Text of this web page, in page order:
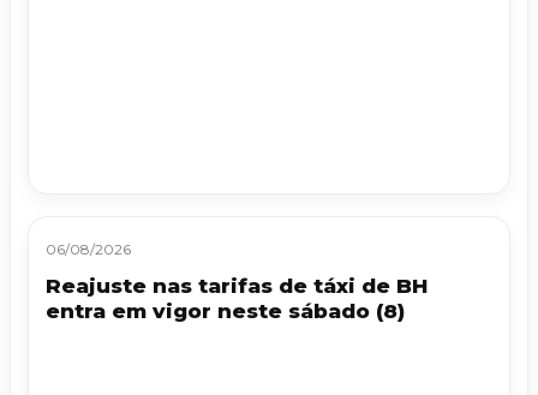
06/08/2026
Reajuste nas tarifas de táxi de BH
entra em vigor neste sábado (8)